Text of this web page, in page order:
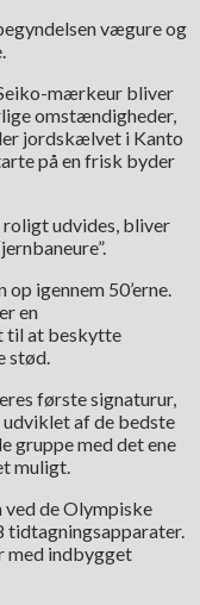
vægure og
mærkeur bliver
omstændigheder,
jordskælvet i Kanto
på en frisk byder
udvides, bliver
igennem 50’erne.
en
til at beskytte
stød.
første signaturur,
udviklet af de bedste
gruppe med det ene
muligt.
ved de Olympiske
tidtagningsapparater.
med indbygget